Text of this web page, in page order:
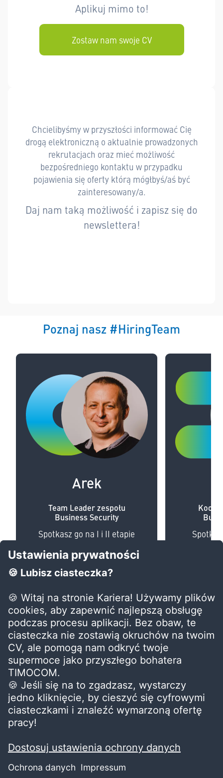
Aplikuj mimo to!
Zostaw nam swoje CV
Chcielibyśmy w przyszłości informować Cię
drogą elektroniczną o aktualnie prowadzonych
rekrutacjach oraz mieć możliwość
bezpośredniego kontaktu w przypadku
pojawienia się oferty którą mógłbyś/aś być
zainteresowany/a.
Daj nam taką możliwość i zapisz się do
newslettera!
Poznaj nasz #HiringTeam
Arek
Team Leader zespołu
Business Security
Spotkasz go na I i II etapie
opowie Ci o stanowisku
i wyzwaniach, które na Ciebie
Adres
TIMOCOM Sp. z o.o.
ul. Powstańców Śląskich 15,
wroclaw@timocom.com